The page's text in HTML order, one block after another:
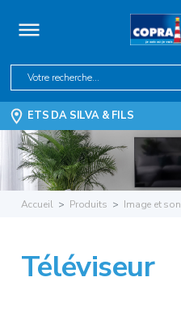
ETS DA SILVA & FILS
Accueil Produits Image et son
Téléviseur